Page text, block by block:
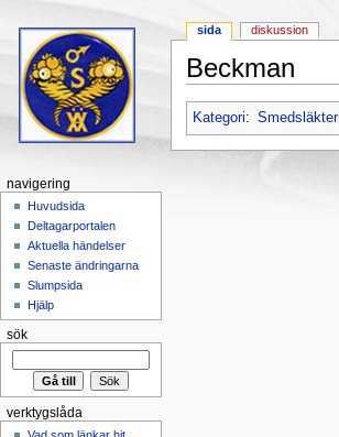
Beckman
Kategori: Smedsläkter
sida diskussion
navigering
Huvudsida
Deltagarportalen
Aktuella händelser
Senaste ändringarna
Slumpsida
Hjälp
sök
verktygslåda